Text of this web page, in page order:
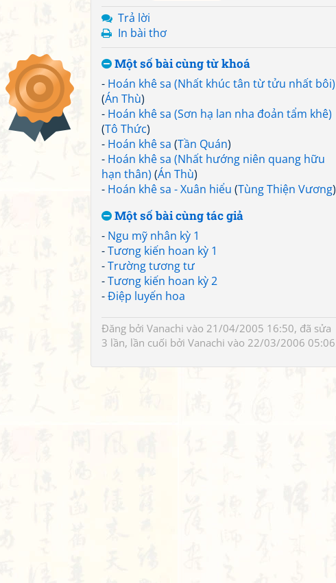
Trả lời
In bài thơ
Một số bài cùng từ khoá
- Hoán khê sa (Nhất khúc tân từ tửu nhất bôi)
(Án Thù)
- Hoán khê sa (Sơn hạ lan nha đoản tẩm khê)
(Tô Thức)
- Hoán khê sa (Tần Quán)
- Hoán khê sa (Nhất hướng niên quang hữu
hạn thân) (Án Thù)
- Hoán khê sa - Xuân hiểu (Tùng Thiện Vương)
Một số bài cùng tác giả
- Ngu mỹ nhân kỳ 1
-Tương kiến hoan kỳ 1
-Trường tương tư
-Tương kiến hoan kỳ 2
-Điệp luyến hoa
Đăng bởi Vanachi vào 21/04/2005 16:50, đã sửa
3 lần, lần cuối bởi Vanachi vào 22/03/2006 05:06